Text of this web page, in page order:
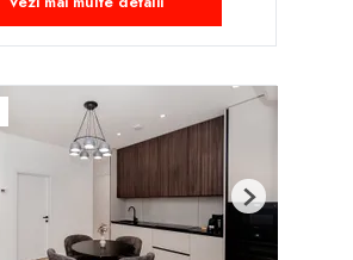
Next